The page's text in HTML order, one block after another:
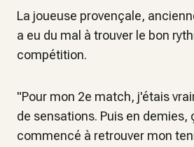
La joueuse provençale,
a eu du mal à trouver le bon
compétition.
"Pour mon 2e match, j'étais
de sensations. Puis en demies,
commencé à retrouver mon